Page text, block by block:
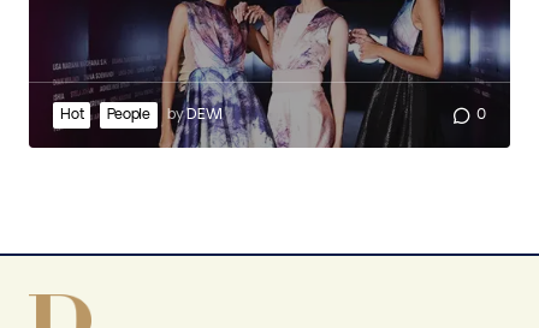
Hot People byDEWI 0